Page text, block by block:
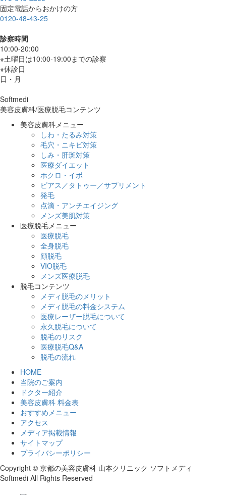
固定電話からおかけの方
0120-48-43-25
診察時間
10:00-20:00
※土曜日は10:00-19:00までの診察
※休診日
日・月
Softmedi
美容皮膚科/医療脱毛コンテンツ
美容皮膚科メニュー
しわ・たるみ対策
毛穴・ニキビ対策
しみ・肝斑対策
医療ダイエット
ホクロ・イボ
ピアス／タトゥー／サプリメント
発毛
点滴・アンチエイジング
メンズ美肌対策
医療脱毛メニュー
医療脱毛
全身脱毛
顔脱毛
VIO脱毛
メンズ医療脱毛
脱毛コンテンツ
メディ脱毛のメリット
メディ脱毛の料金システム
医療レーザー脱毛について
永久脱毛について
脱毛のリスク
医療脱毛Q&A
脱毛の流れ
HOME
当院のご案内
ドクター紹介
美容皮膚科 料金表
おすすめメニュー
アクセス
メディア掲載情報
サイトマップ
プライバシーポリシー
Copyright © 京都の美容皮膚科 山本クリニック ソフトメディ
Softmedi All Rights Reserved